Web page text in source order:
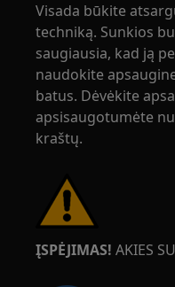
Visada būkite
techniką. Sunkios
saugiausia, kad ją
naudokite
batus. Dėvėkite
apsisaugotumėte
kraštų.
ĮSPĖJIMAS! AKIES